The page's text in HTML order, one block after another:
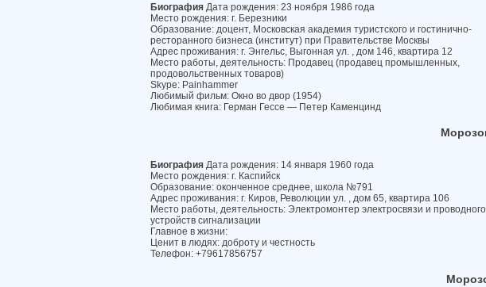
Биография Дата рождения: 23 ноября 1986 года
Место рождения: г. Березники
Образование: доцент, Московская академия туристского и гостинично-
ресторанного бизнеса (институт) при Правительстве Москвы
Адрес проживания: г. Энгельс, Выгонная ул. , дом 146, квартира 12
Место работы, деятельность: Продавец (продавец промышленных,
продовольственных товаров)
Skype: Painhammer
Любимый фильм: Окно во двор (1954)
Любимая книга: Герман Гессе — Петер Каменцинд
Биография Дата рождения: 14 января 1960 года
Место рождения: г. Каспийск
Образование: оконченное среднее, школа №791
Адрес проживания: г. Киров, Революции ул. , дом 65, квартира 106
Место работы, деятельность: Электромонтер электросвязи и
устройств сигнализации
Главное в жизни:
Ценит в людях: доброту и честность
Телефон: +79617856757